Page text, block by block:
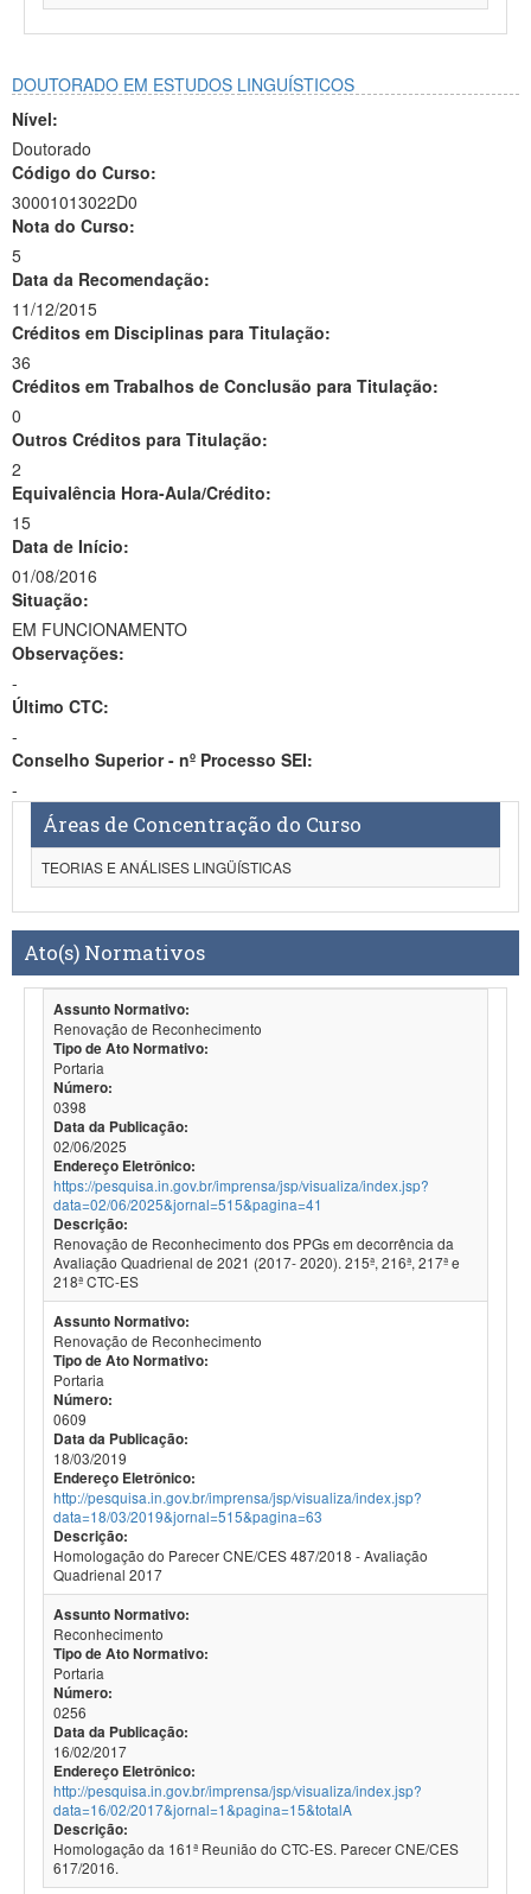
DOUTORADO EM ESTUDOS LINGUÍSTICOS
Nível:
Doutorado
Código do Curso:
30001013022D0
Nota do Curso:
5
Data da Recomendação:
11/12/2015
Créditos em Disciplinas para Titulação:
36
Créditos em Trabalhos de Conclusão para Titulação:
0
Outros Créditos para Titulação:
2
Equivalência Hora-Aula/Crédito:
15
Data de Início:
01/08/2016
Situação:
EM FUNCIONAMENTO
Observações:
-
Último CTC:
-
Conselho Superior - nº Processo SEI:
-
Áreas de Concentração do Curso
TEORIAS E ANÁLISES LINGÜÍSTICAS
Ato(s) Normativos
Assunto Normativo:
Renovação de Reconhecimento
Tipo de Ato Normativo:
Portaria
Número:
0398
Data da Publicação:
02/06/2025
Endereço Eletrônico:
https://pesquisa.in.gov.br/imprensa/jsp/visualiza/index.jsp?
data=02/06/2025&jornal=515&pagina=41
Descrição:
Renovação de Reconhecimento dos PPGs em decorrência da
Avaliação Quadrienal de 2021 (2017- 2020). 215ª, 216ª, 217ª e
218ª CTC-ES
Assunto Normativo:
Renovação de Reconhecimento
Tipo de Ato Normativo:
Portaria
Número:
0609
Data da Publicação:
18/03/2019
Endereço Eletrônico:
http://pesquisa.in.gov.br/imprensa/jsp/visualiza/index.jsp?
data=18/03/2019&jornal=515&pagina=63
Descrição:
Homologação do Parecer CNE/CES 487/2018 - Avaliação
Quadrienal 2017
Assunto Normativo:
Reconhecimento
Tipo de Ato Normativo:
Portaria
Número:
0256
Data da Publicação:
16/02/2017
Endereço Eletrônico:
http://pesquisa.in.gov.br/imprensa/jsp/visualiza/index.jsp?
data=16/02/2017&jornal=1&pagina=15&totalA
Descrição:
Homologação da 161ª Reunião do CTC-ES. Parecer CNE/CES
617/2016.